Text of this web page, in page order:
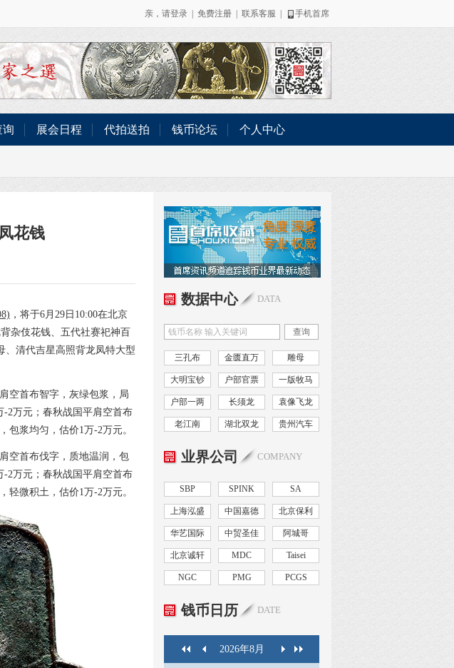
亲，请登录 免费注册 联系客服 手机首席
询 展会日程 代拍送拍 钱币论坛 个人中心
花钱
，将于6月29日10:00在北京
杂伎花钱、五代社赛祀神百
、清代吉星高照背龙凤特大型
空首布智字，灰绿包浆，局
2万元；春秋战国平肩空首布
包浆均匀，估价1万-2万元。
空首布伐字，质地温润，包
2万元；春秋战国平肩空首布
轻微积土，估价1万-2万元。
数据中心 DATA
查询
三孔布 金匮直万 雕母
大明宝钞 户部官票 一版牧马
户部一两 长须龙 袁像飞龙
老江南 湖北双龙 贵州汽车
业界公司 COMPANY
SBP SPINK SA
上海泓盛 中国嘉德 北京保利
华艺国际 中贸圣佳 阿城哥
北京诚轩 MDC Taisei
NGC PMG PCGS
钱币日历 DATE
2026年8月